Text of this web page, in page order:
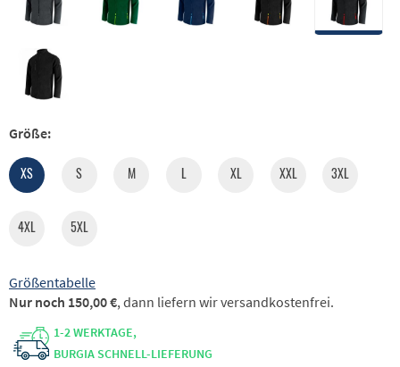
Größe:
XS S M L XL XXL 3XL
4XL 5XL
Größentabelle
1-2 WERKTAGE,
BURGIA SCHNELL-LIEFERUNG
Nur noch 150,00 €, dann liefern wir versandkostenfrei.